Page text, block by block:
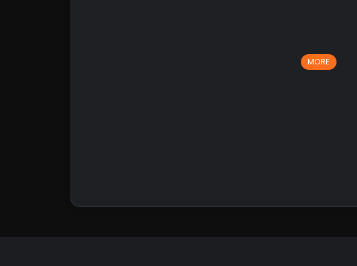
MORE